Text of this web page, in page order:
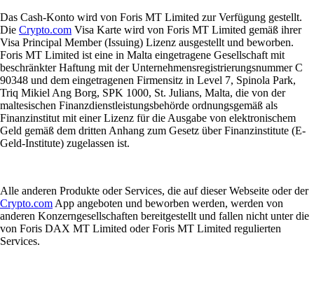
Das Cash-Konto wird von Foris MT Limited zur Verfügung gestellt.
Die Crypto.com Visa Karte wird von Foris MT Limited gemäß ihrer
Visa Principal Member (Issuing) Lizenz ausgestellt und beworben.
Foris MT Limited ist eine in Malta eingetragene Gesellschaft mit
beschränkter Haftung mit der Unternehmensregistrierungsnummer C
90348 und dem eingetragenen Firmensitz in Level 7, Spinola Park,
Triq Mikiel Ang Borg, SPK 1000, St. Julians, Malta, die von der
maltesischen Finanzdienstleistungsbehörde ordnungsgemäß als
Finanzinstitut mit einer Lizenz für die Ausgabe von elektronischem
Geld gemäß dem dritten Anhang zum Gesetz über Finanzinstitute (E-
Geld-Institute) zugelassen ist.
Alle anderen Produkte oder Services, die auf dieser Webseite oder der
Crypto.com App angeboten und beworben werden, werden von
anderen Konzerngesellschaften bereitgestellt und fallen nicht unter die
von Foris DAX MT Limited oder Foris MT Limited regulierten
Services.